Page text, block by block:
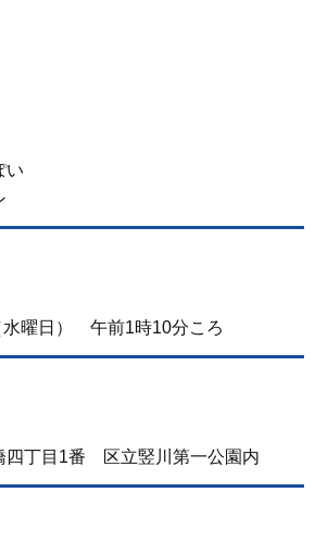
い
水曜日） 午前1時10分ころ
四丁目1番 区立竪川第一公園内